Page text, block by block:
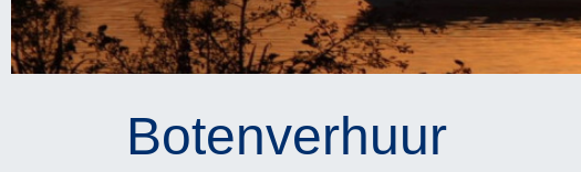
Botenverhuur